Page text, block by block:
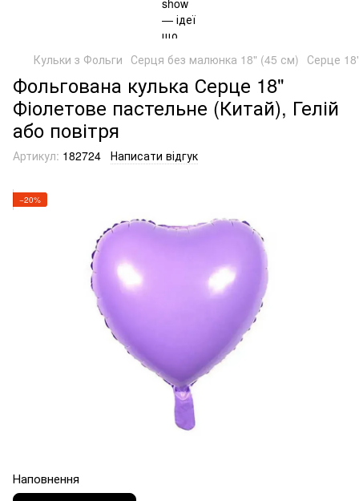
Кульки з Фольги Серця без малюнка 18" (45 см) Серце
Фольгована кулька Серце 18"
Фіолетове пастельне (Китай), Гелій
або повітря
Артикул: 182724 Написати відгук
−20%
Наповнення